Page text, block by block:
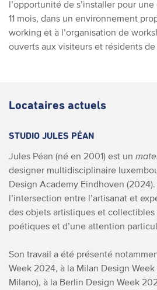
l’opportunité de s’installer pour
11 mois, dans un environnement
working et à l’organisation de
ouverts aux visiteurs et résidents
Locataires actuels
STUDIO JULES PÉAN
Jules Péan (né en 2001) est un
designer multidisciplinaire
Design Academy Eindhoven
l’intersection entre l’artisanat et
des objets artistiques et
poétiques et d’une attention
Son travail a été présenté
Week 2024, à la Milan Design
Milano), à la Berlin Design Week